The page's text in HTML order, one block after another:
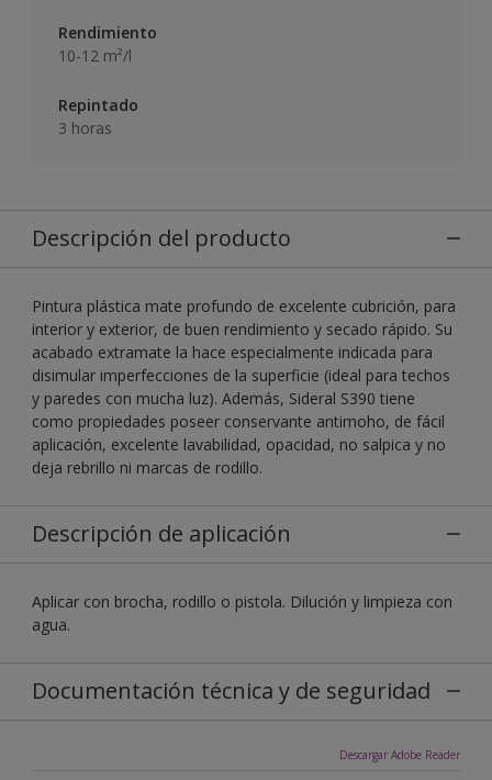
Rendimiento
10-12 m²/l
Repintado
3 horas
Descripción del producto
Pintura plástica mate profundo de excelente cubrición, para
interior y exterior, de buen rendimiento y secado rápido. Su
acabado extramate la hace especialmente indicada para
disimular imperfecciones de la superficie (ideal para techos
y paredes con mucha luz). Además, Sideral S390 tiene
como propiedades poseer conservante antimoho, de fácil
aplicación, excelente lavabilidad, opacidad, no salpica y no
deja rebrillo ni marcas de rodillo.
Descripción de aplicación
Aplicar con brocha, rodillo o pistola. Dilución y limpieza con
agua.
Documentación técnica y de seguridad
Descargar Adobe Reader